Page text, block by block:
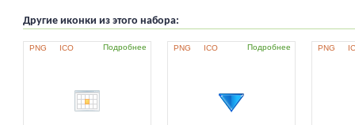
Другие иконки из этого набора:
PNG ICO Подробнее PNG ICO Подробнее PNG